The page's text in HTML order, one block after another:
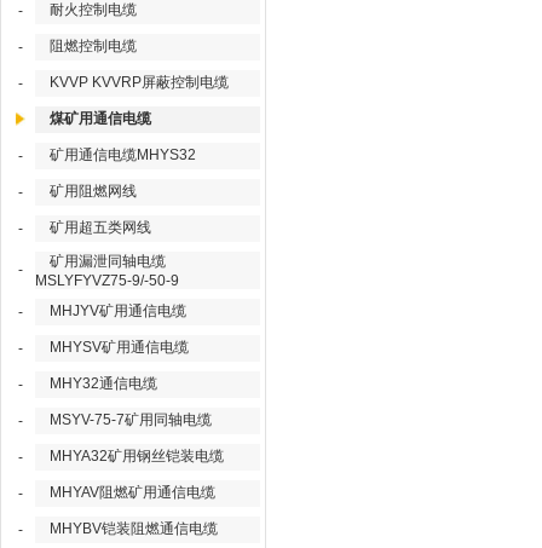
- 耐火控制电缆
- 阻燃控制电缆
- KVVP KVVRP屏蔽控制电缆
煤矿用通信电缆
- 矿用通信电缆MHYS32
- 矿用阻燃网线
- 矿用超五类网线
-
矿用漏泄同轴电缆
MSLYFYVZ75-9/-50-9
-
MHJYV矿用通信电缆
- MHYSV矿用通信电缆
- MHY32通信电缆
- MSYV-75-7矿用同轴电缆
- MHYA32矿用钢丝铠装电缆
- MHYAV阻燃矿用通信电缆
- MHYBV铠装阻燃通信电缆